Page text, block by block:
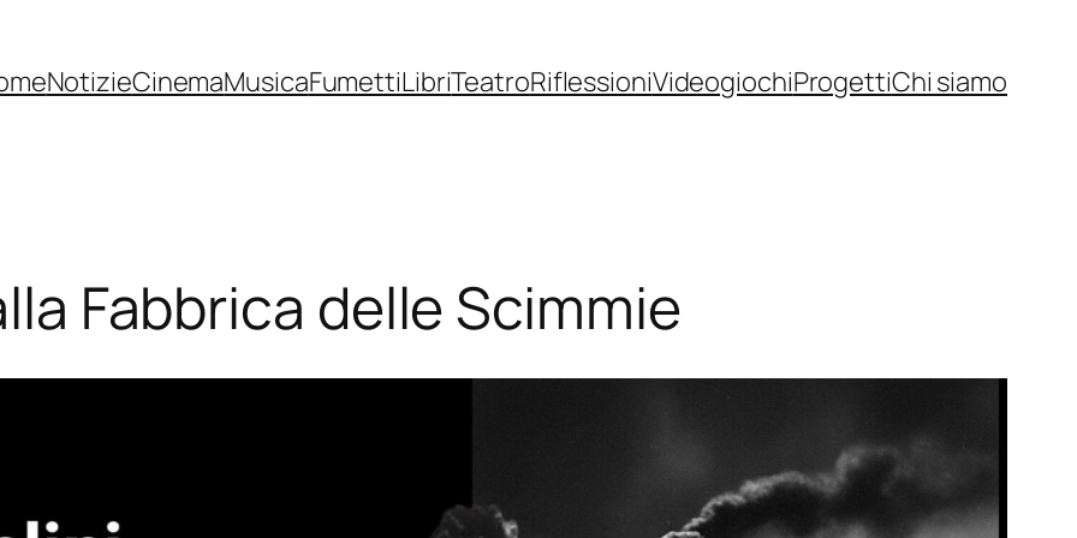
NotizieCinemaMusicaFumettiLibriTeatroRiflessioniVideogiochiProgettiChi siamo
Fabbrica delle Scimmie